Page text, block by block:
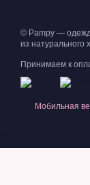
© Pampy —
из натурального
Принимаем к
Мобильная